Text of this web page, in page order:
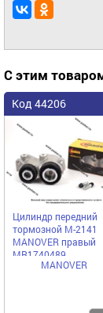
С этим
Код 44206
Цилиндр передний
тормозной М-2141
MANOVER правый
MR1740489
MANOVER